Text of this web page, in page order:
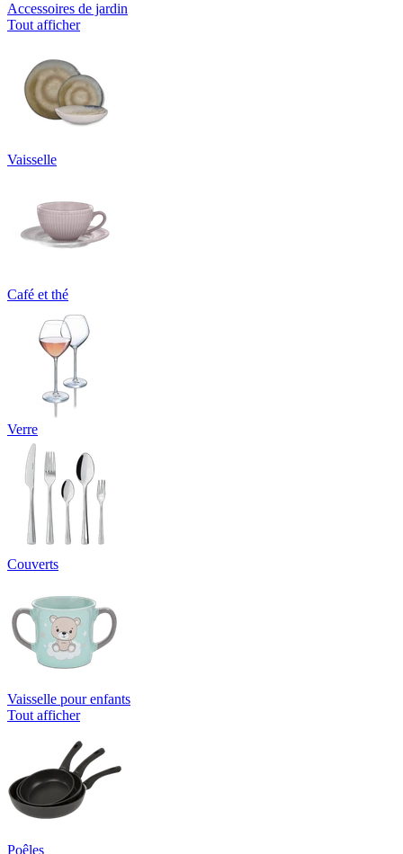
Accessoires de jardin
Tout afficher
Vaisselle
Café et thé
Verre
Couverts
Vaisselle pour enfants
Tout afficher
Poêles